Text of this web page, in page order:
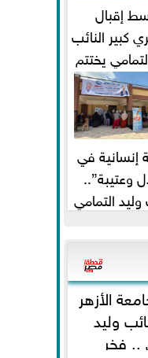
إقبال
كبير النائب
يختتم
طبية
في
وعتيبة”..
وليد التمامي
يداويان...
الأزهر
وليد
.. فخر